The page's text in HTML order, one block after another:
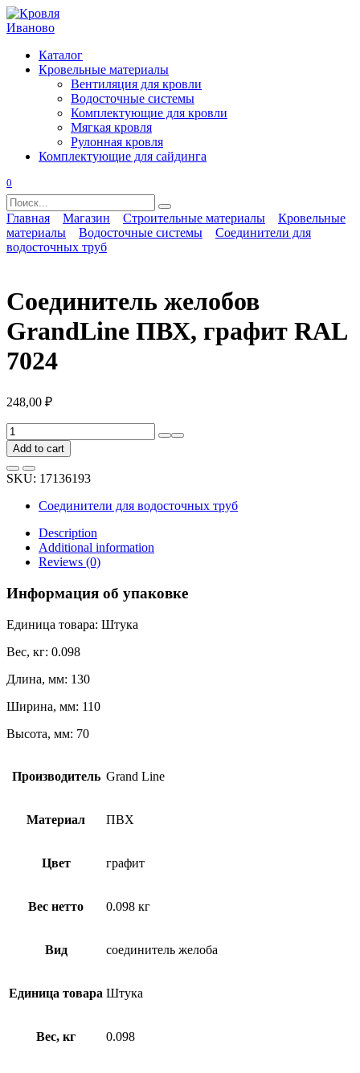
Перейти
к
Каталог
Кровельные материалы
Вентиляция для кровли
Водосточные системы
Комплектующие для кровли
Мягкая кровля
Рулонная кровля
Комплектующие для сайдинга
0
Search
for:
Главная Магазин Строительные материалы
Кровельные
материалы
Водосточные системы
Соединители для
водосточных труб
Соединитель желобов
GrandLine ПВХ, графит RAL
7024
248,00 ₽
Соединитель
желобов
GrandLine
ПВХ,
графит
RAL
quantity
Add to cart
SKU: 17136193
Соединители для водосточных труб
Description
Additional information
Reviews (0)
Информация об упаковке
Единица товара: Штука
Вес, кг: 0.098
Длина, мм: 130
Ширина, мм: 110
Высота, мм: 70
Производитель Grand Line
Материал ПВХ
Цвет графит
Вес нетто 0.098 кг
Вид соединитель желоба
Единица товара Штука
Вес, кг 0.098